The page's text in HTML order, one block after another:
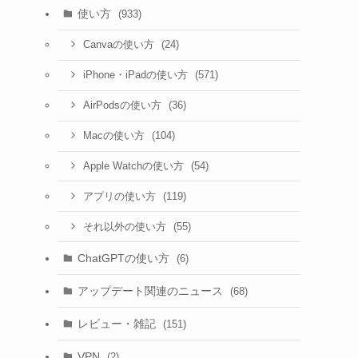
使い方 (933)
Canvaの使い方 (24)
iPhone・iPadの使い方 (571)
AirPodsの使い方 (36)
Macの使い方 (104)
Apple Watchの使い方 (54)
アプリの使い方 (119)
それ以外の使い方 (55)
ChatGPTの使い方 (6)
アップデート関連のニュース (68)
レビュー・雑記 (151)